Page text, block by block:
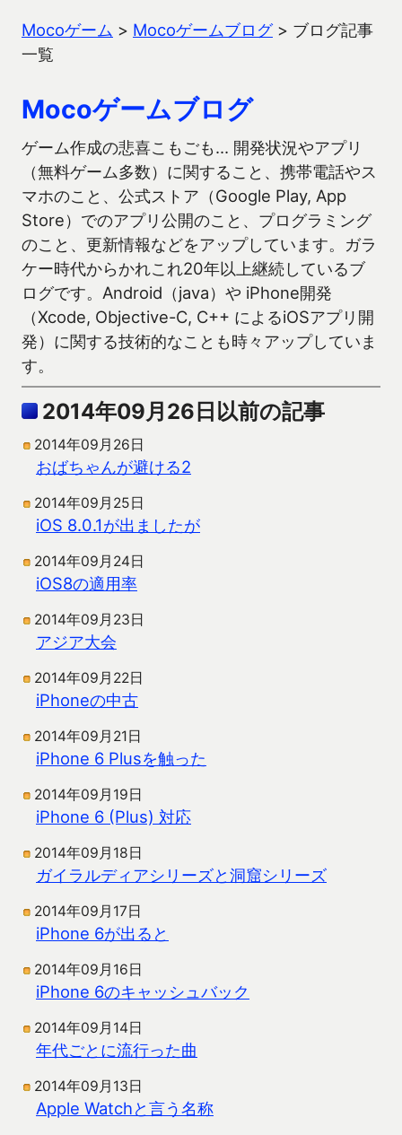
Mocoゲーム > Mocoゲームブログ> ブログ記事
一覧
Mocoゲームブログ
ゲーム作成の悲喜こもごも… 開発状況やアプリ
（無料ゲーム多数）に関すること、携帯電話やス
マホのこと、公式ストア（Google Play, App
Store）でのアプリ公開のこと、プログラミング
のこと、更新情報などをアップしています。ガラ
ケー時代からかれこれ20年以上継続しているブ
ログです。Android（java）や iPhone開発
（Xcode, Objective-C, C++ によるiOSアプリ開
発）に関する技術的なことも時々アップしていま
す。
2014年09月26日以前の記事
2014年09月26日
おばちゃんが避ける2
2014年09月25日
iOS 8.0.1が出ましたが
2014年09月24日
iOS8の適用率
2014年09月23日
アジア大会
2014年09月22日
iPhoneの中古
2014年09月21日
iPhone 6 Plusを触った
2014年09月19日
iPhone 6 (Plus) 対応
2014年09月18日
ガイラルディアシリーズと洞窟シリーズ
2014年09月17日
iPhone 6が出ると
2014年09月16日
iPhone 6のキャッシュバック
2014年09月14日
年代ごとに流行った曲
2014年09月13日
Apple Watchと言う名称